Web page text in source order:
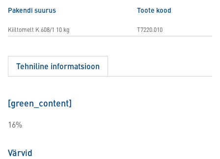
Pakendi suurus Toote kood
Kiiltomelt K 608/1 10 kg T7220.010
Tehniline informatsioon
[green_content]
16%
Värvid